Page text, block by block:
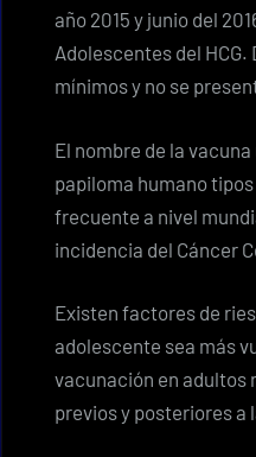
año 2015 y junio del
Adolescentes del
mínimos y no se
El nombre de la
papiloma humano tipos
frecuente a nivel
incidencia del Cáncer
Existen factores de
adolescente sea más
vacunación en adultos
previos y posteriores a